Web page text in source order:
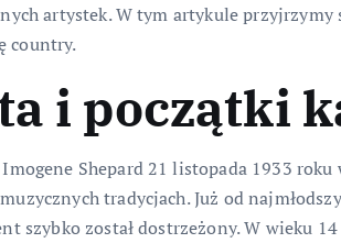
artystek. W tym artykule przyjrzymy
country.
i początki
Shepard 21 listopada 1933
tradycjach. Już od
szybko został dostrzeżony. W wieku